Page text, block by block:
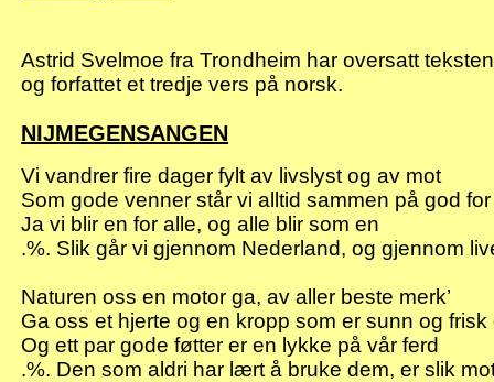
Astrid Svelmoe fra Trondheim har oversatt
og forfattet et tredje vers på norsk.
NIJMEGENSANGEN
Vi vandrer fire dager fylt av livslyst og av mot
Som gode venner står vi alltid sammen på god for
Ja vi blir en for alle, og alle blir som en
.%. Slik går vi gjennom Nederland, og gjennom
Naturen oss en motor ga, av aller beste merk’
Ga oss et hjerte og en kropp som er sunn og frisk
Og ett par gode føtter er en lykke på vår ferd
.%. Den som aldri har lært å bruke dem, er slik